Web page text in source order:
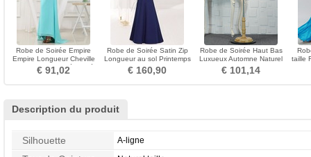
Robe de Soirée Empire
Empire Longueur Cheville
Sans Manches Décolleté
Dans le Dos
€ 91,02
Robe de Soirée Satin Zip
Longueur au sol Printemps
Sans Ceinture
€ 160,90
Robe de Soirée Haut Bas
Luxueux Automne Naturel
taille Sans Manches
€ 101,14
taille
Description du produit
Silhouette A-ligne